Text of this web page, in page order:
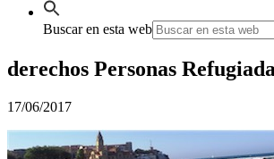
Buscar en esta web
derechos Personas
17/06/2017